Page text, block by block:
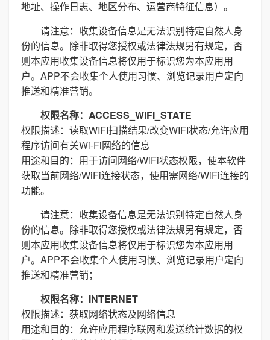
地址、操作日志、地区分布、运营商特征信息）。
请注意：收集设备信息是无法识别特定自然人身
份的信息。除非取得您授权或法律法规另有规定，否
则本应用收集设备信息将仅用于标识您为本应用用
户。APP不会收集个人使用习惯、浏览记录用户定向
推送和精准营销。
权限名称：ACCESS_WIFI_STATE
权限描述：读取WIFI扫描结果/改变WIFI状态/允许应用
程序访问有关Wi-Fi网络的信息
用途和目的：用于访问网络/WiFi状态权限，使本软件
获取当前网络/WiFi连接状态，使用需网络/WiFi连接的
功能。
请注意：收集设备信息是无法识别特定自然人身
份的信息。除非取得您授权或法律法规另有规定，否
则本应用收集设备信息将仅用于标识您为本应用用
户。APP不会收集个人使用习惯、浏览记录用户定向
推送和精准营销；
权限名称：INTERNET
权限描述：获取网络状态及网络信息
用途和目的：允许应用程序联网和发送统计数据的权